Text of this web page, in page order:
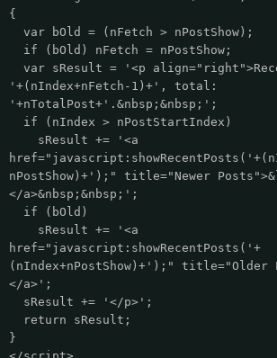
{
var bOld = (nFetch > nPostShow);
if (bOld) nFetch = nPostShow;
var sResult = '<p
'+(nIndex+nFetch-1)+', total:
'+nTotalPost+'.&nbsp;&nbsp;';
if (nIndex > nPostStartIndex)
sResult += '<a
nPostShow)+');" title="Newer
</a>&nbsp;&nbsp;';
if (bOld)
sResult += '<a
href="javascript:showRecentPosts('+
(nIndex+nPostShow)+');" title="Older
</a>';
sResult += '</p>';
return sResult;
}